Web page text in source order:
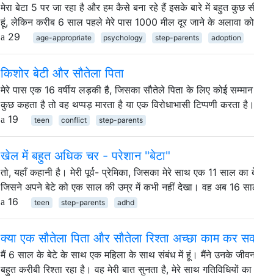
मेरा बेटा 5 पर जा रहा है और हम कैसे बना रहे हैं इसके बारे में बहुत
हूं, लेकिन करीब 6 साल पहले मेरे पास 1000 मील दूर जाने के अलावा
29
age-appropriate psychology step-parents adoption
किशोर बेटी और सौतेला पिता
मेरे पास एक 16 वर्षीय लड़की है, जिसका सौतेले पिता के लिए कोई
कुछ कहता है तो वह थप्पड़ मारता है या एक विरोधाभासी टिप्पणी
19
teen conflict step-parents
खेल में बहुत अधिक चर - परेशान "बेटा"
तो, यहाँ कहानी है। मेरी पूर्व- प्रेमिका, जिसका मेरे साथ एक 11 साल
जिसने अपने बेटे को एक साल की उम्र में कभी नहीं देखा। वह अब 16
16
teen step-parents adhd
क्या एक सौतेला पिता और सौतेला रिश्ता अच्छा काम कर
मैं 6 साल के बेटे के साथ एक महिला के साथ संबंध में हूं। मैंने उनके
बहुत करीबी रिश्ता रहा है। वह मेरी बात सुनता है, मेरे साथ